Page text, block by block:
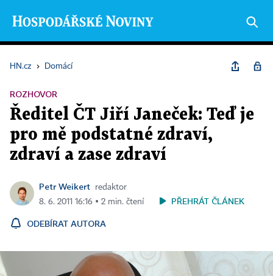
HN.cz › Domácí
ROZHOVOR
Ředitel ČT Jiří Janeček: Teď je
pro mě podstatné zdraví,
zdraví a zase zdraví
Petr Weikert
redaktor
8. 6. 2011 16:16 ▪ 2 min. čtení
PŘEHRÁT ČLÁNEK
ODEBÍRAT AUTORA